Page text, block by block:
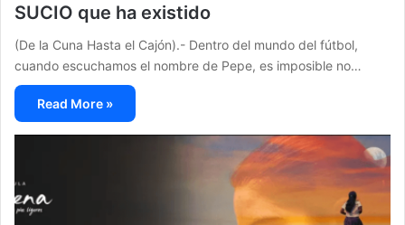
SUCIO que ha existido
(De la Cuna Hasta el Cajón).- Dentro del mundo del fútbol,
cuando escuchamos el nombre de Pepe, es imposible no…
Read More »